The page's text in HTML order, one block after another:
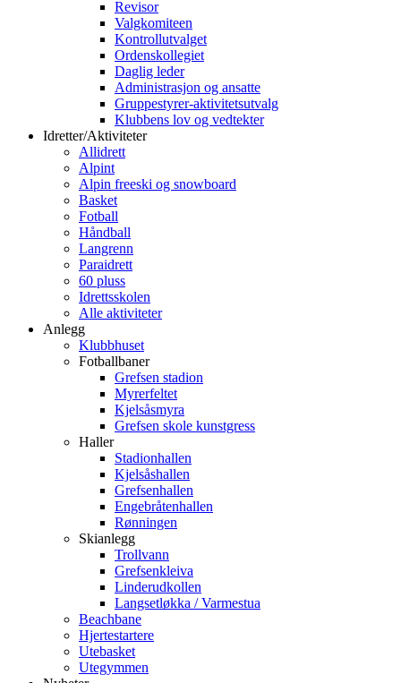
Revisor
Valgkomiteen
Kontrollutvalget
Ordenskollegiet
Daglig leder
Administrasjon og ansatte
Gruppestyrer-aktivitetsutvalg
Klubbens lov og vedtekter
Idretter/Aktiviteter
Allidrett
Alpint
Alpin freeski og snowboard
Basket
Fotball
Håndball
Langrenn
Paraidrett
60 pluss
Idrettsskolen
Alle aktiviteter
Anlegg
Klubbhuset
Fotballbaner
Grefsen stadion
Myrerfeltet
Kjelsåsmyra
Grefsen skole kunstgress
Haller
Stadionhallen
Kjelsåshallen
Grefsenhallen
Engebråtenhallen
Rønningen
Skianlegg
Trollvann
Grefsenkleiva
Linderudkollen
Langsetløkka / Varmestua
Beachbane
Hjertestartere
Utebasket
Utegymmen